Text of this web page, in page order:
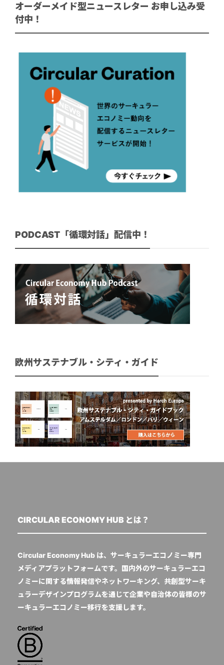
オーダーメイド型ニュースレター お申し込み受
付中！
PODCAST「循環対話」配信中！
欧州サステナブル・シティ・ガイド
CIRCULAR ECONOMY HUB とは？
Circular Economy Hub は、サーキュラーエコノミー専門
メディアプラットフォームです。国内外のサーキュラーエコ
ノミーに関する情報発信やネットワーキング、共創型サーキ
ュラーデザインプログラムを通じて企業や自治体の皆様のサ
ーキュラーエコノミー移行を支援します。